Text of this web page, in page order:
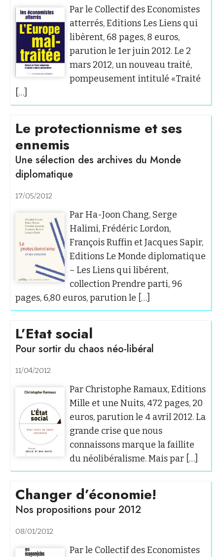
Par le Collectif des Economistes
atterrés, Editions Les Liens qui
libèrent, 68 pages, 8 euros,
parution le 1er juin 2012. Le 2
mars 2012, un nouveau traité,
pompeusement intitulé «Traité
[…]
Le protectionnisme et ses
ennemis
Une sélection des archives du Monde
diplomatique
17/05/2012
Par Ha-Joon Chang, Serge
Halimi, Frédéric Lordon,
François Ruffin et Jacques Sapir,
Editions Le Monde diplomatique
– Les Liens qui libérent,
collection Prendre parti, 96
pages, 6,80 euros, parution le […]
L’Etat social
Pour sortir du chaos néo-libéral
11/04/2012
Par Christophe Ramaux, Editions
Mille et une Nuits, 472 pages, 20
euros, parution le 4 avril 2012. La
grande crise que nous
connaissons marque la faillite
du néolibéralisme. Mais par […]
Changer d’économie!
Nos propositions pour 2012
08/01/2012
Par le Collectif des Economistes